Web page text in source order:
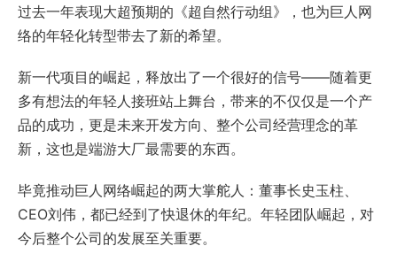
过去一年表现大超预期的《超自然行动组》，也为巨人网
络的年轻化转型带去了新的希望。
新一代项目的崛起，释放出了一个很好的信号——随着更
多有想法的年轻人接班站上舞台，带来的不仅仅是一个产
品的成功，更是未来开发方向、整个公司经营理念的革
新，这也是端游大厂最需要的东西。
毕竟推动巨人网络崛起的两大掌舵人：董事长史玉柱、
CEO刘伟，都已经到了快退休的年纪。年轻团队崛起，对
今后整个公司的发展至关重要。